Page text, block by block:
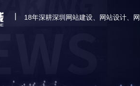
18年深耕深圳网站建设、网站设计、